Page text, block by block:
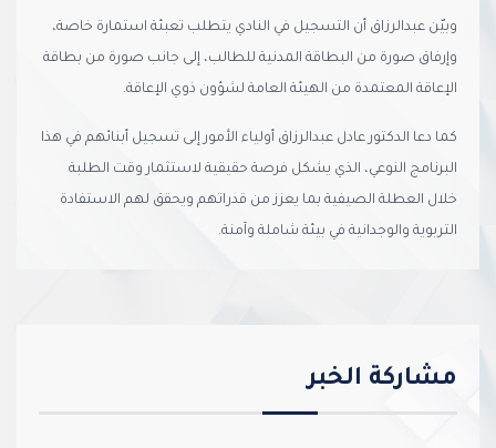
وبيّن عبدالرزاق أن التسجيل في النادي يتطلب تعبئة استمارة خاصة،
وإرفاق صورة من البطاقة المدنية للطالب، إلى جانب صورة من بطاقة
الإعاقة المعتمدة من الهيئة العامة لشؤون ذوي الإعاقة.
كما دعا الدكتور عادل عبدالرزاق أولياء الأمور إلى تسجيل أبنائهم في هذا
البرنامج النوعي، الذي يشكل فرصة حقيقية لاستثمار وقت الطلبة
خلال العطلة الصيفية بما يعزز من قدراتهم ويحقق لهم الاستفادة
التربوية والوجدانية في بيئة شاملة وآمنة.
مشاركة الخبر